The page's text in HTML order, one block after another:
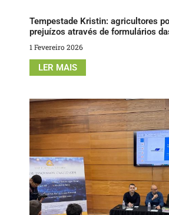
Tempestade Kristin: agricultores
prejuízos através de formulários
1 Fevereiro 2026
LER MAIS